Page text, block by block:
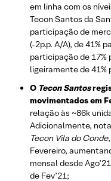
em linha com os
Tecon Santos da
participação de
(-2p.p. A/A), de 41%
participação de 17%
ligeiramente de 41%
O Tecon Santos
movimentados em
relação às ~86k
Adicionalmente,
Tecon Vila do Conde
Fevereiro,
mensal desde
de Fev’21;